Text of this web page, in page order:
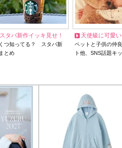
スタバ新作イッキ見せ！
つ知ってる？ スタバ新
とめ
天使級に可愛
ペットと子供の仲
ト他、SNS話題キ